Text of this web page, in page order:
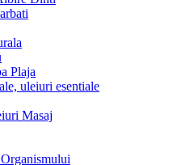
Plaja
uleiuri esentiale
Masaj